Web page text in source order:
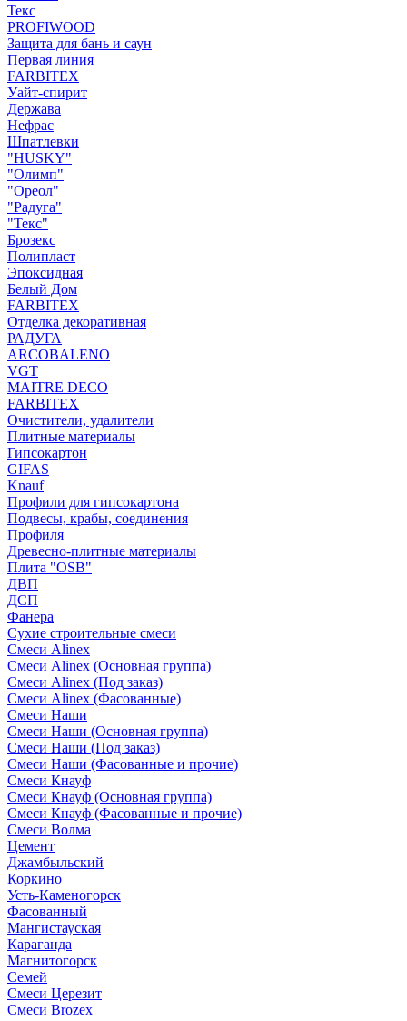
Текс
PROFIWOOD
Защита для бань и саун
Первая линия
FARBITEX
Уайт-спирит
Держава
Нефрас
Шпатлевки
"HUSKY"
"Олимп"
"Ореол"
"Радуга"
"Текс"
Брозекс
Полипласт
Эпоксидная
Белый Дом
FARBITEX
Отделка декоративная
РАДУГА
ARCOBALENO
VGT
MAITRE DECO
FARBITEX
Очистители, удалители
Плитные материалы
Гипсокартон
GIFAS
Knauf
Профили для гипсокартона
Подвесы, крабы, соединения
Профиля
Древесно-плитные материалы
Плита "OSB"
ДВП
ДСП
Фанера
Сухие строительные смеси
Смеси Alinex
Смеси Alinex (Основная группа)
Смеси Alinex (Под заказ)
Смеси Alinex (Фасованные)
Смеси Наши
Смеси Наши (Основная группа)
Смеси Наши (Под заказ)
Смеси Наши (Фасованные и прочие)
Смеси Кнауф
Смеси Кнауф (Основная группа)
Смеси Кнауф (Фасованные и прочие)
Смеси Волма
Цемент
Джамбыльский
Коркино
Усть-Каменогорск
Фасованный
Мангистауская
Караганда
Магнитогорск
Семей
Смеси Церезит
Смеси Brozex